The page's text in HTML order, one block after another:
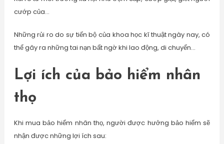
cướp của…
Những rủi ro do sự tiến bộ của khoa học kĩ thuật ngày nay, có
thể gây ra những tai nạn bất ngờ khi lao động, di chuyển…
Lợi ích của bảo hiểm nhân
thọ
Khi mua bảo hiểm nhân thọ, người được hưởng bảo hiểm sẽ
nhận được những lợi ích sau: